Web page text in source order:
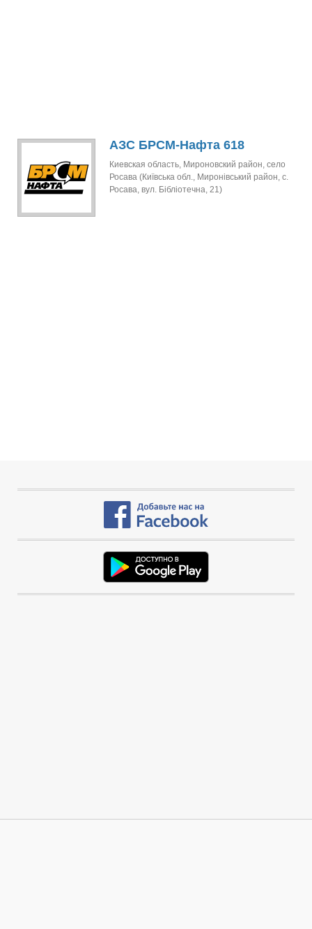
АЗС БРСМ-Нафта 618
Киевская область, Мироновский район, село
Росава (Київська обл., Миронівський район, с.
Росава, вул. Бібліотечна, 21)